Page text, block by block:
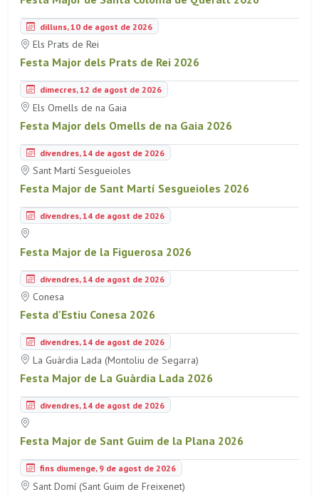
dilluns, 10 de agost de 2026
Els Prats de Rei
Festa Major dels Prats de Rei 2026
dimecres, 12 de agost de 2026
Els Omells de na Gaia
Festa Major dels Omells de na Gaia 2026
divendres, 14 de agost de 2026
Sant Martí Sesgueioles
Festa Major de Sant Martí Sesgueioles 2026
divendres, 14 de agost de 2026
Festa Major de la Figuerosa 2026
divendres, 14 de agost de 2026
Conesa
Festa d'Estiu Conesa 2026
divendres, 14 de agost de 2026
La Guàrdia Lada (Montoliu de Segarra)
Festa Major de La Guàrdia Lada 2026
divendres, 14 de agost de 2026
Festa Major de Sant Guim de la Plana 2026
fins diumenge, 9 de agost de 2026
Sant Domí (Sant Guim de Freixenet)